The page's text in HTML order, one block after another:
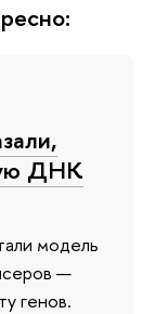
ДНК
модель
—
генов.